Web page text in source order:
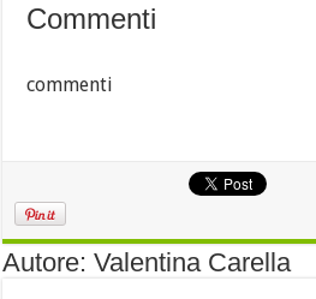
Commenti
commenti
Autore: Valentina Carella